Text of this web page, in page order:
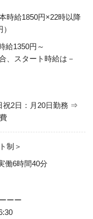
時給1850円×22時以降
給1350円～
、スタート時給は－
2日：月20日勤務 ⇒
制＞
働6時間40分
ーー